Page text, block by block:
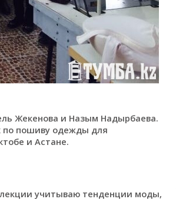
Жекенова и Назым Надырбаева.
по пошиву одежды для
и Астане.
учитываю тенденции моды,